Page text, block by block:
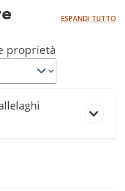
ESPANDI TUTTO
proprietà